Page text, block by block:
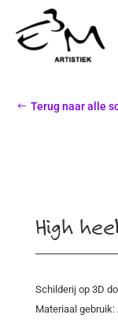
Terug naar alle
High
Schilderij op 3D
Materiaal gebruik: